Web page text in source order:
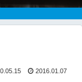
2016.01.07